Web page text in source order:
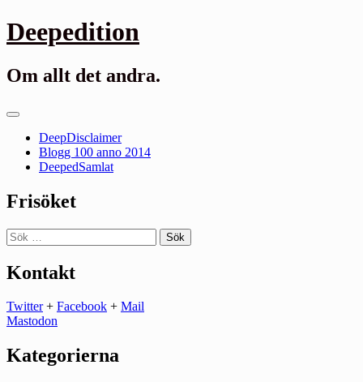
Gå
till
Deepedition
Om allt det andra.
Primär
DeepDisclaimer
Blogg 100 anno 2014
DeepedSamlat
Frisöket
Sök
efter:
Kontakt
Twitter+ Facebook + Mail
Mastodon
Kategorierna